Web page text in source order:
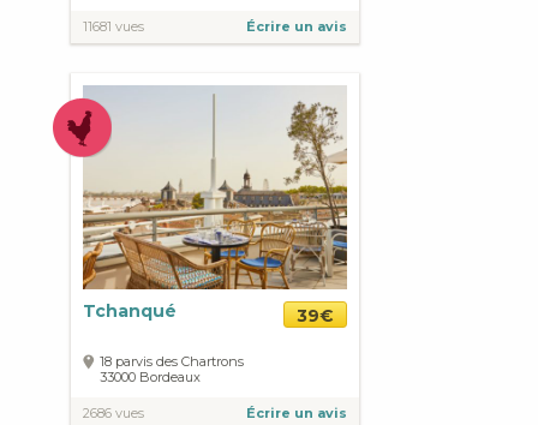
11681 vues Écrire un avis
Tchanqué 39€
18 parvis des Chartrons
33000 Bordeaux
2686 vues Écrire un avis